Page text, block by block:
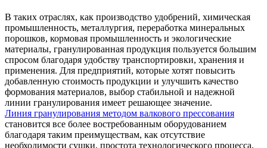
В таких отраслях, как производство удобрений, химическая
промышленность, металлургия, переработка минеральных
порошков, кормовая промышленность и экологические
материалы, гранулированная продукция пользуется большим
спросом благодаря удобству транспортировки, хранения и
применения. Для предприятий, которые хотят повысить
добавленную стоимость продукции и улучшить качество
формования материалов, выбор стабильной и надежной
линии гранулирования имеет решающее значение.
Линия гранулирования методом валкового прессования
становится все более востребованным оборудованием
благодаря таким преимуществам, как отсутствие
необходимости сушки, простота технологического процесса,